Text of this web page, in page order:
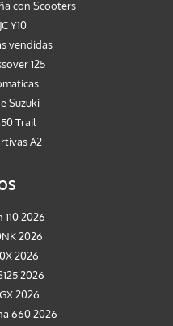
con Scooters
Y10
vendidas
125
Suzuki
Trail
A2
2026
2026
2026
2026
2026
660 2026